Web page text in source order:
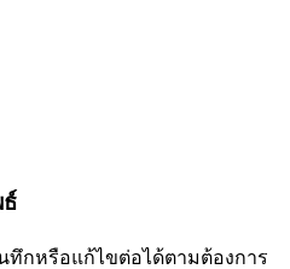
ทึกหรือแก้ไขต่อได้ตามต้องการ